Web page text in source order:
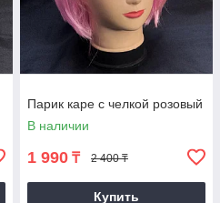
Парик каре с челкой розовый
В наличии
1 990 ₸ 2 400 ₸
Купить